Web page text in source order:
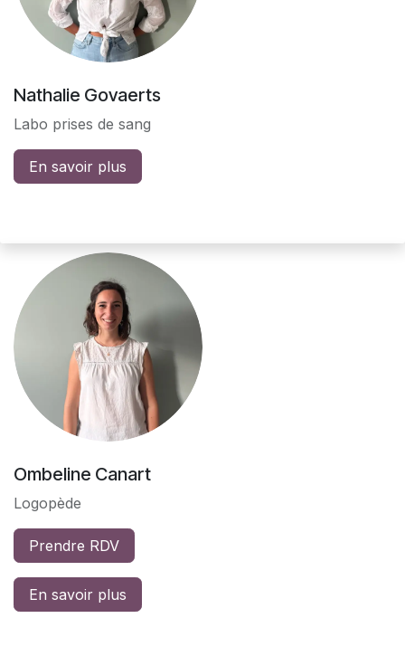
Nathalie Govaerts
Labo prises de sang
En savoir plus
Ombeline Canart
Logopède
Prendre RDV
En savoir plus